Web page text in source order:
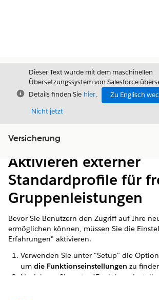
Schließen
Dieser Text wurde mit dem maschinellen
Übersetzungssystem von Salesforce
Details finden Sie hier.
Zu Englisch
Nicht jetzt
VersicherungInhalt anzeigen
Inhalt
Aktivieren externer
Standardprofile für
Gruppenleistungen
Bevor Sie Benutzern den Zugriff auf Ihre
ermöglichen können, müssen Sie die
Erfahrungen" aktivieren.
Verwenden Sie unter "Setup" die
um die Funktionseinstellungen zu
Navigieren Sie unter